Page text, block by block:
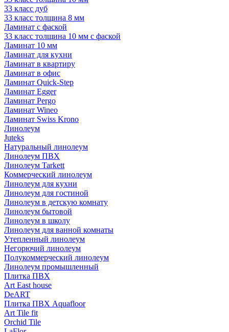
33 класс дуб
33 класс толщина 8 мм
Ламинат с фаской
33 класс толщина 10 мм с фаской
Ламинат 10 мм
Ламинат для кухни
Ламинат в квартиру
Ламинат в офис
Ламинат Quick-Step
Ламинат Egger
Ламинат Pergo
Ламинат Wineo
Ламинат Swiss Krono
Линолеум
Juteks
Натуральный линолеум
Линолеум ПВХ
Линолеум Tarkett
Коммерческий линолеум
Линолеум для кухни
Линолеум для гостиной
Линолеум в детскую комнату
Линолеум бытовой
Линолеум в школу
Линолеум для ванной комнаты
Утепленный линолеум
Негорючий линолеум
Полукоммерческий линолеум
Линолеум промышленный
Плитка ПВХ
Art East house
DeART
Плитка ПВХ Aquafloor
Art Tile fit
Orchid Tile